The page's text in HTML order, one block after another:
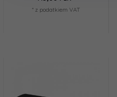
* z podatkiem VAT